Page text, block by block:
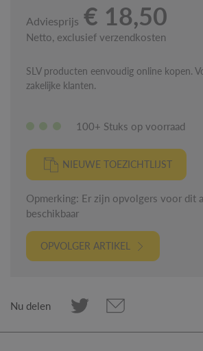
Adviesprijs € 18,50
Netto, exclusief verzendkosten
SLV producten eenvoudig online kopen.
zakelijke klanten.
100+ Stuks op voorraad
NIEUWE TOEZICHTLIJST
Opmerking: Er zijn opvolgers voor dit
beschikbaar
OPVOLGER ARTIKEL
Nu delen